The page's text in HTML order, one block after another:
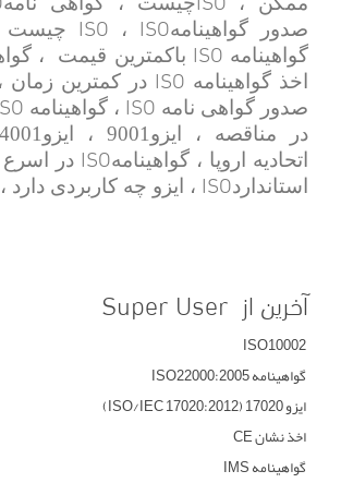
صدور گواهینامهISO ، ISO چیست
گواهینامه ISO باکمترین قیمت ،
اخذ گواهینامه ISO در کمترین زمان
صدور گواهی نامه ISO ، گواهینامه
در مناقصه ، ایزو9001 ، ایزو14001 ، نشان
اتحادیه اروپا ، گواهینامهISO در اسرع
استانداردISO ، ایزو چه کاربردی دارد
آخرین از Super User
ISO10002
گواهینامه ISO22000:2005
ایزو 17020 (ISO/IEC 17020:2012)
اخذ نشان CE
گواهینامه IMS